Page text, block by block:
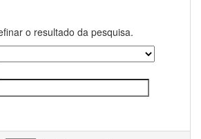
o resultado da pesquisa.